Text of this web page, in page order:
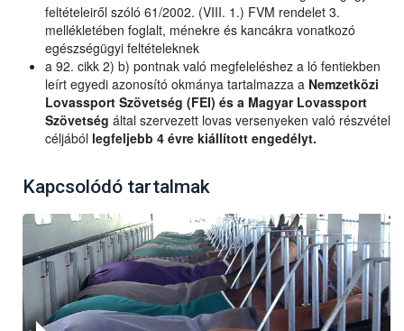
feltételeiről szóló 61/2002. (VIII. 1.) FVM rendelet 3.
mellékletében foglalt, ménekre és kancákra vonatkozó
egészségügyi feltételeknek
a 92. cikk 2) b) pontnak való megfeleléshez a ló fentiekben
leírt egyedi azonosító okmánya tartalmazza a Nemzetközi
Lovassport Szövetség (FEI) és a Magyar Lovassport
Szövetség által szervezett lovas versenyeken való részvétel
céljából legfeljebb 4 évre kiállított engedélyt.
Kapcsolódó tartalmak